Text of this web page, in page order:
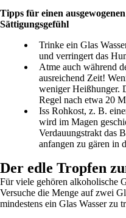
Tipps für einen
Sättigungsgefühl
Trinke ein Glas
und verringert das
Atme auch während
ausreichend Zeit!
weniger Heißhunger.
Regel nach etwa 20
Iss Rohkost, z. B.
wird im Magen
Verdauungstrakt das
anfangen zu gären in
Der edle Tropfen
Für viele gehören alkoholische
Versuche die Menge auf zwei
mindestens ein Glas Wasser zu